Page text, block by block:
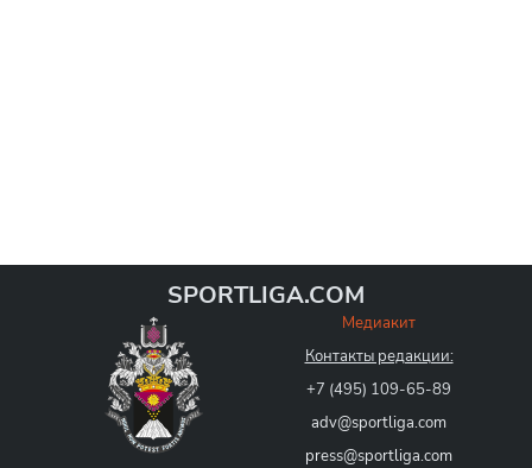
SPORTLIGA.COM
Медиакит
Контакты редакции:
+7 (495) 109-65-89
adv@sportliga.com
press@sportliga.com